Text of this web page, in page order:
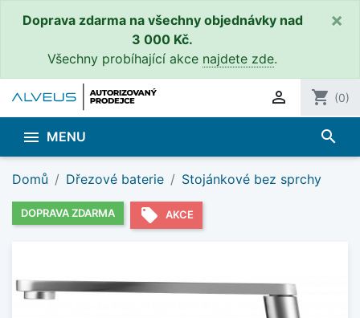
Doprava zdarma na všechny objednávky nad
3 000 Kč.
Všechny probíhající akce najdete zde.
×
 shopping_cart (0)
 MENU search
Domů Dřezové baterie Stojánkové bez sprchy
DOPRAVA ZDARMA local_offer AKCE